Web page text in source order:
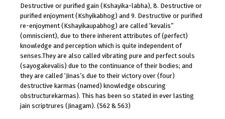
Destructive or purified gain (Kshayika-labha), 8. Destructive or
purified enjoyment (Kshyikabhog) and 9. Destructive or purified
re-enjoyment (Kshayikaupabhog) are called ‘kevalis”
(omniscient), due to there inherent attributes of (perfect)
knowledge and perception which is quite independent of
senses.They are also called vibrating pure and perfect souls
(sayogakevalis) due to the continuance of their bodies; and
they are called ‘Jinas’s due to their victory over (four)
destructive karmas (named) knowledge obscuring
obstructurekarmas). This has been so stated in ever lasting
jain scriptrures (Jinagam). (562 & 563)